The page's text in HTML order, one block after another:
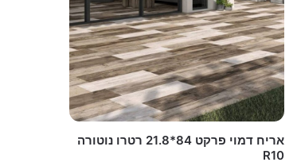
אריח דמוי פרקט 84*21.8 רטרו נוטורה
R10